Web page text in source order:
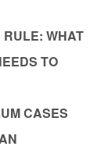
WHAT
TO
CASES